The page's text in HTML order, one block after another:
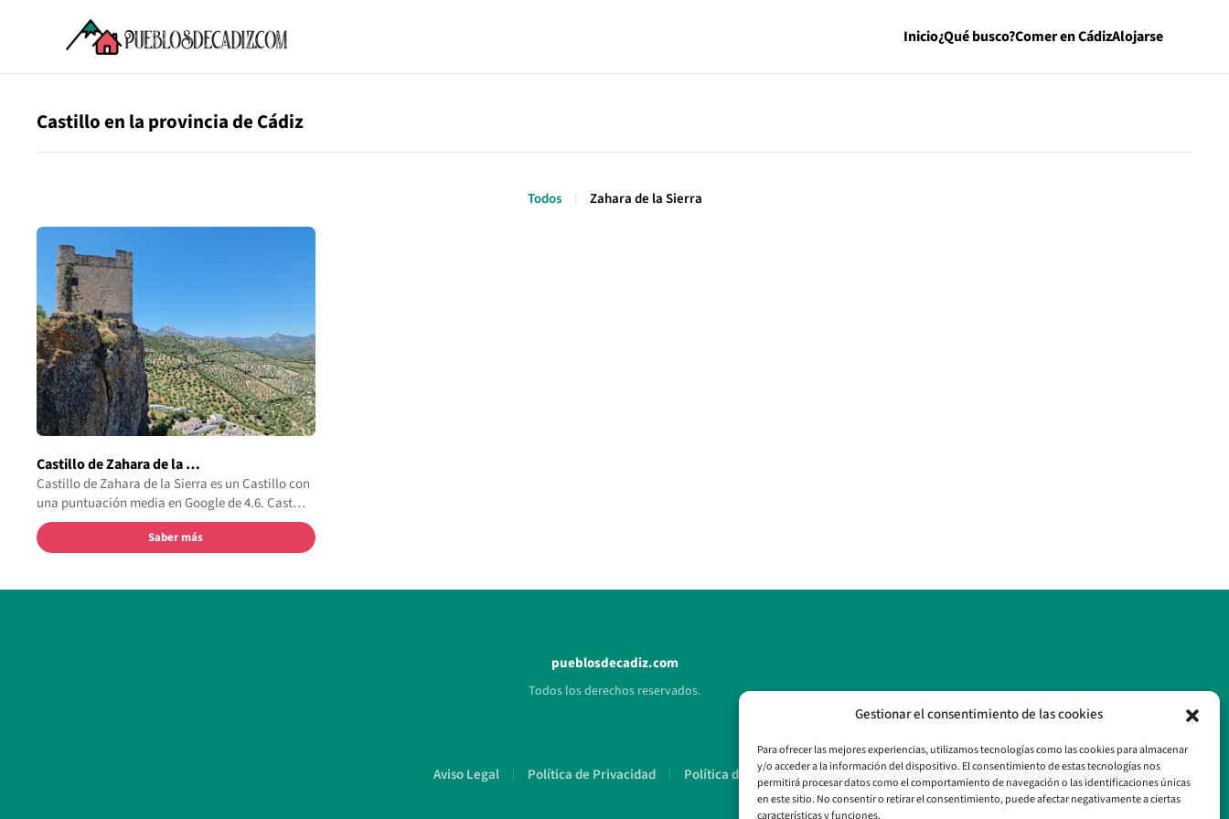
Gestionar el consentimiento de las cookies
Para ofrecer las mejores experiencias, utilizamos tecnologías como las cookies para almacenar
y/o acceder a la información del dispositivo. El consentimiento de estas tecnologías nos
permitirá procesar datos como el comportamiento de navegación o las identificaciones únicas
en este sitio. No consentir o retirar el consentimiento, puede afectar negativamente a ciertas
características y funciones.
Inicio¿Qué busco?Comer en CádizAlojarse
Castillo en la provincia de Cádiz
Todos Zahara de la Sierra
Castillo de Zahara de la …
Castillo de Zahara de la Sierra es un Castillo con
una puntuación media en Google de 4.6. Cast…
Saber más
pueblosdecadiz.com
Todos los derechos reservados.
Aviso Legal Política de Privacidad Política de Cookies